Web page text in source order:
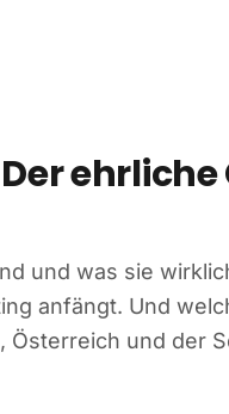
ehrliche
und was sie
anfängt. Und
Österreich und der